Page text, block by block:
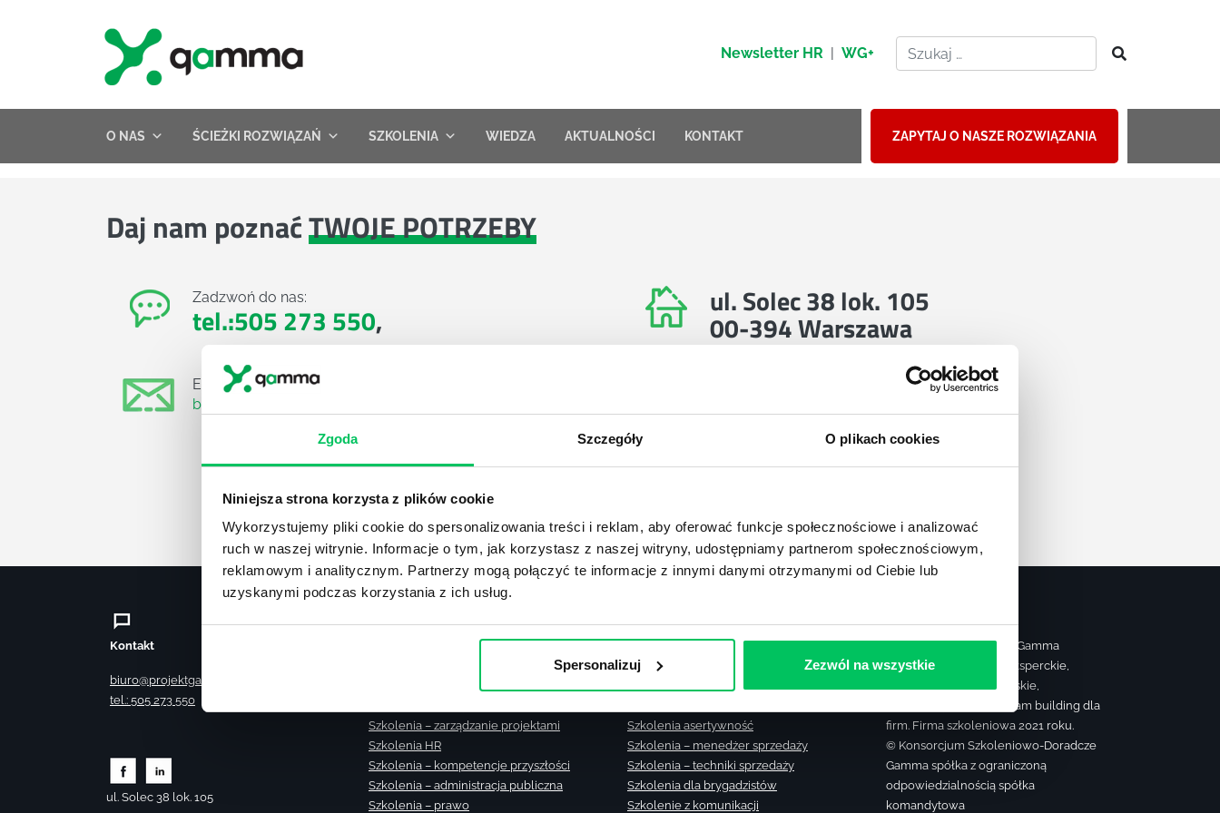
Zgoda Szczegóły O plikach cookies
Niniejsza strona korzysta z plików cookie
Wykorzystujemy pliki cookie do spersonalizowania treści i reklam, aby oferować funkcje społecznościowe i analizować
ruch w naszej witrynie. Informacje o tym, jak korzystasz z naszej witryny, udostępniamy partnerom społecznościowym,
reklamowym i analitycznym. Partnerzy mogą połączyć te informacje z innymi danymi otrzymanymi od Ciebie lub
uzyskanymi podczas korzystania z ich usług.
Spersonalizuj Zezwól na wszystkie
Newsletter HR | WG+
O NAS ŚCIEŻKI ROZWIĄZAŃ SZKOLENIA WIEDZA AKTUALNOŚCI KONTAKT ZAPYTAJ O NASZE ROZWIĄZANIA
Daj nam poznaćTWOJE POTRZEBY
Zadzwoń do nas:
tel.:505 273 550,
E-mail:
biuro@projektgamma.pl
ul. Solec 38 lok. 105
00-394 Warszawa
Zobacz mapę
lub użyj formularza
ZAPYTAJ O NASZE ROZWIĄZANIA
Kontakt
biuro@projektgamma.pl
tel.: 505 273 550
ul. Solec 38 lok. 105
Szkolenia zamknięte
Szkolenia sprzedażowe
Szkolenia – zarządzanie projektami
Szkolenia HR
Szkolenia – kompetencje przyszłości
Szkolenia – administracja publiczna
Szkolenia – prawo
Szkolenia – zarządzanie zmianą
Szkolenia – zarządzanie czasem
Szkolenie – zarządzanie sprzedażą
Szkolenia asertywność
Szkolenia – menedżer sprzedaży
Szkolenia – techniki sprzedaży
Szkolenia dla brygadzistów
Szkolenie z komunikacji
Strona należy do grupy Gamma
realizującej szkolenia eksperckie,
sprzedażowe, managerskie,
farmaceutyczne oraz team building dla
firm. Firma szkoleniowa 2021 roku.
© Konsorcjum Szkoleniowo-Doradcze
Gamma spółka z ograniczoną
odpowiedzialnością spółka
komandytowa